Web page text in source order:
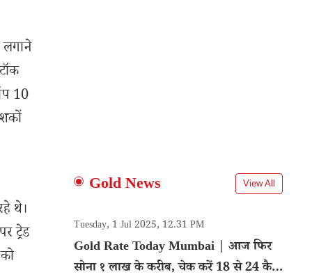
10
थे।
ट्रेड
Gold News View All
Tuesday, 1 Jul 2025, 12.31 PM
Gold Rate Today Mumbai | आज फिर
सोना १ लाख के करीब, चेक करें 18 से 24 कैरेट